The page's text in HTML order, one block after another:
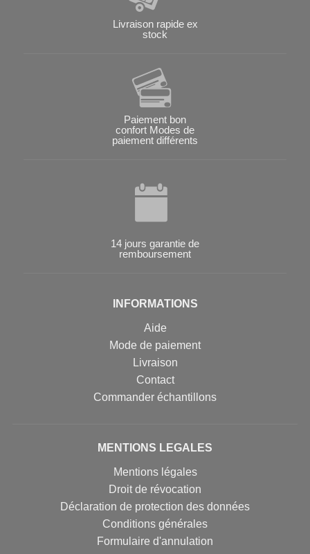
Livraison rapide ex
stock
Paiement bon
confort Modes de
paiement différents
14 jours garantie de
remboursement
INFORMATIONS
Aide
Mode de paiement
Livraison
Contact
Commander échantillons
MENTIONS LEGALES
Mentions légales
Droit de révocation
Déclaration de protection des données
Conditions générales
Formulaire d'annulation